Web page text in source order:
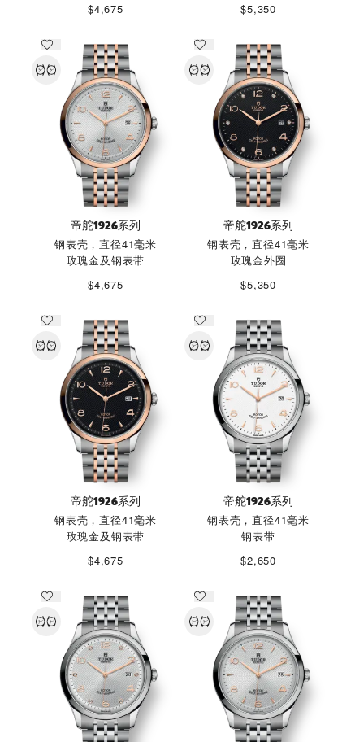
$4,675
$5,350
帝舵1926系列
钢表壳，直径41毫米
玫瑰金及钢表带
$4,675
帝舵1926系列
钢表壳，直径41毫米
玫瑰金外圈
$5,350
帝舵1926系列
钢表壳，直径41毫米
玫瑰金及钢表带
$4,675
帝舵1926系列
钢表壳，直径41毫米
钢表带
$2,650